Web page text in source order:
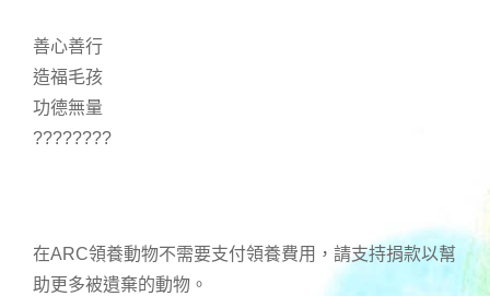
善心善行
造福毛孩
功德無量
????????
在ARC領養動物不需要支付領養費用，請支持捐款以幫
助更多被遺棄的動物。